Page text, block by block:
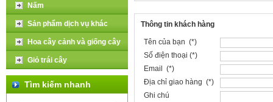
Nấm
Sản phẩm dịch vụ khác
Hoa cây cảnh và giống cây
Giỏ trái cây
Tìm kiếm nhanh
Thông tin khách hàng
Tên của bạn (*)
Số điện thoại (*)
Email (*)
Địa chỉ giao hàng (*)
Ghi chú